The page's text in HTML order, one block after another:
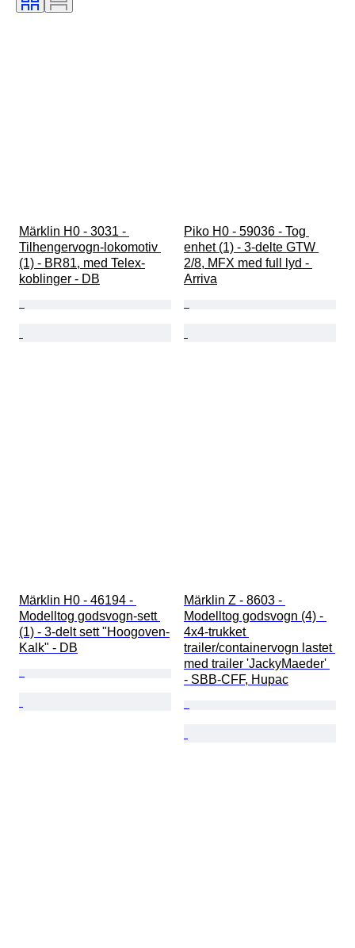
Æra
Märklin H0 - 3031 -
Tilhengervogn-lokomotiv
(1) - BR81, med Telex-
koblinger - DB
Piko H0 - 59036 - Tog
enhet (1) - 3-delte GTW
2/8, MFX med full lyd -
Arriva
Märklin H0 - 46194 -
Modelltog godsvogn-sett
(1) - 3-delt sett "Hoogoven-
Kalk" - DB
Märklin Z - 8603 -
Modelltog godsvogn (4) -
4x4-trukket
trailer/containervogn lastet
med trailer 'JackyMaeder'
- SBB-CFF, Hupac